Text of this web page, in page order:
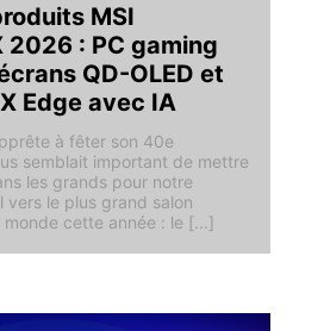
MSI
2026 : PC gaming
QD-OLED et
Edge avec IA
à fêter son 40e
semblait important de mettre
les grands pour notre
vers le plus grand salon
cette année : le [...]